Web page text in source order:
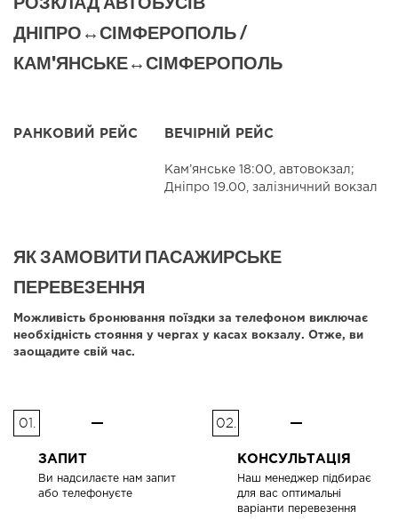
ДНІПРО↔СІМФЕРОПОЛЬ /
КАМ'ЯНСЬКЕ↔СІМФЕРОПОЛЬ
РАНКОВИЙ РЕЙС ВЕЧІРНІЙ РЕЙС
Кам’янське 18:00, автовокзал;
Дніпро 19.00, залізничний вокзал
ЯК ЗАМОВИТИ ПАСАЖИРСЬКЕ
ПЕРЕВЕЗЕННЯ
Можливість бронювання поїздки за телефоном виключає
необхідність стояння у чергах у касах вокзалу. Отже, ви
заощадите свій час.
01.
ЗАПИТ
Ви надсилаєте нам запит
або телефонуєте
02.
КОНСУЛЬТАЦІЯ
Наш менеджер підбирає
для вас оптимальні
варіанти перевезення